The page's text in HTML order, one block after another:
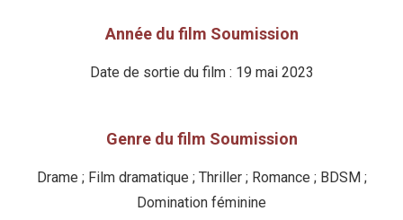
Année du film Soumission
Date de sortie du film : 19 mai 2023
Genre du film Soumission
Drame ; Film dramatique ; Thriller ; Romance ; BDSM ;
Domination féminine